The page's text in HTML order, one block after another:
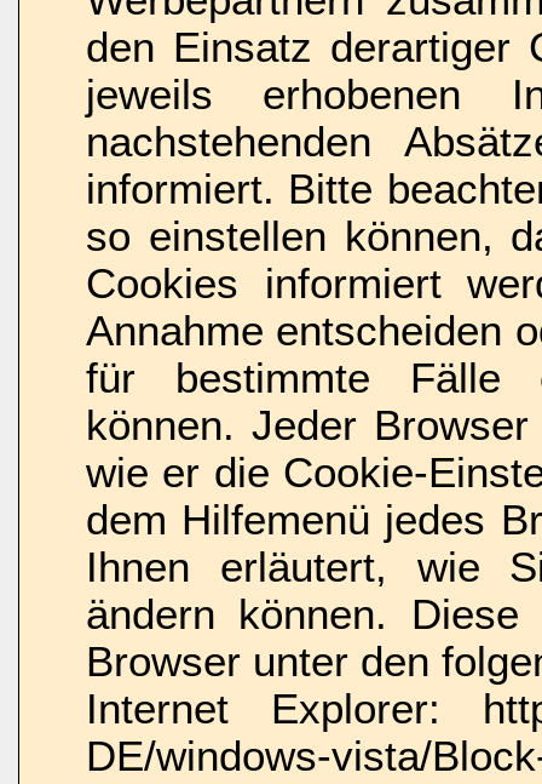
den Einsatz derartiger
jeweils erhobenen
nachstehenden
informiert. Bitte
so einstellen können,
Cookies informiert
Annahme entscheiden
für bestimmte Fälle
können. Jeder
wie er die Cookie-
dem Hilfemenü jedes
Ihnen erläutert, wie
ändern können.
Browser unter den
Internet Explorer:
DE/windows-vista/